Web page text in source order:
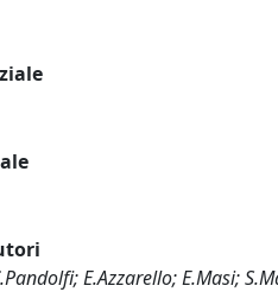
E.Azzarello; E.Masi;